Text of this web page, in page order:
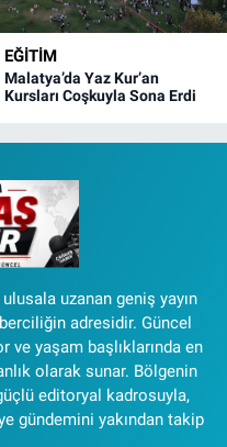
EĞITIM
Malatya’da Yaz Kur’an
Kursları Coşkuyla Sona Erdi
uzanan geniş yayın
adresidir. Güncel
yaşam başlıklarında en
olarak sunar. Bölgenin
editoryal kadrosuyla,
gündemini yakından takip